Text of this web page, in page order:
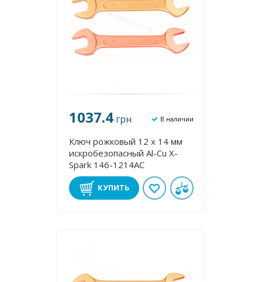
1037.4 грн В наличии
Ключ рожковый 12 х 14 мм
искробезопасный Al-Cu X-
Spark 146-1214AC
КУПИТЬ